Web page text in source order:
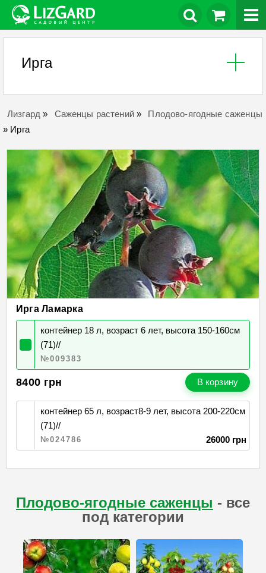
Ирга
Лизгард » Саженцы растений»
Плодово-ягодные саженцы
» Ирга
Ирга Ламарка
контейнер 18 л, возраст 6 лет, высота 150-160см
(71)//
№009383
8400 грн В корзину
контейнер 65 л, возраст8-9 лет, высота 200-220см
(71)//
№024786 26000 грн
Плодово-ягодные саженцы - все
под категории